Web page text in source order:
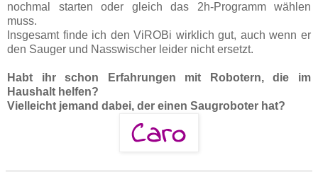
nochmal starten oder gleich das 2h-Programm wählen
muss.
Insgesamt finde ich den ViROBi wirklich gut, auch wenn er
den Sauger und Nasswischer leider nicht ersetzt.
Habt ihr schon Erfahrungen mit Robotern, die im
Haushalt helfen?
Vielleicht jemand dabei, der einen Saugroboter hat?